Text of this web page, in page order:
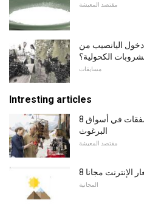
مقتصد المعيشة
اليانصيب من
الكحولية؟
مسابقات
Intresting articles
8 استراتيجيات للحصول على أكبر الصفقات في أسواق
البرغوث
مقتصد المعيشة
الإنترنت مجانا
المجانية